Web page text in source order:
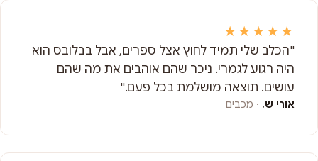
★★★★★
"הכלב שלי תמיד לחוץ אצל ספרים, אבל בבלובס הוא
היה רגוע לגמרי. ניכר שהם אוהבים את מה שהם
עושים. תוצאה מושלמת בכל פעם."
אורי ש. · מכבים